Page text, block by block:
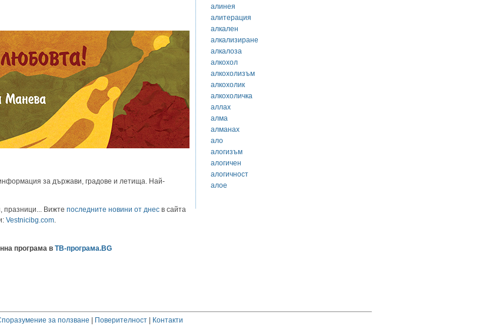
за държави, градове и летища. Най-
празници... Вижте последните новини от днес в сайта
Vestnicibg.com
програма в ТВ-програма.BG
алинея
алитерация
алкален
алкализиране
алкалоза
алкохол
алкохолизъм
алкохолик
алкохоличка
аллах
алма
алманах
ало
алогизъм
алогичен
алогичност
алое
за ползване | Поверителност| Контакти